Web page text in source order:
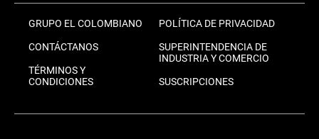
GRUPO EL COLOMBIANO
CONTÁCTANOS
TÉRMINOS Y
CONDICIONES
POLÍTICA DE PRIVACIDAD
SUPERINTENDENCIA DE
INDUSTRIA Y COMERCIO
SUSCRIPCIONES